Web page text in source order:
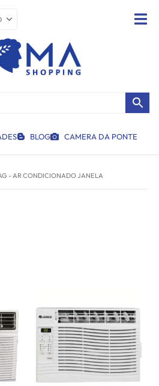
BLOG CAMERA DA PONTE
-AR CONDICIONADO JANELA